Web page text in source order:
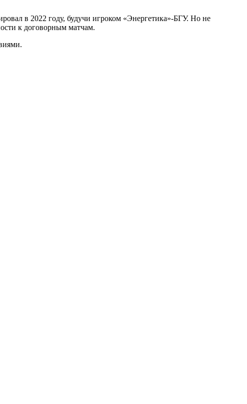
в 2022 году, будучи игроком «Энергетика»-БГУ. Но не
к договорным матчам.